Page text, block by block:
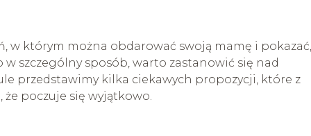
w którym można obdarować swoją mamę i
szczególny sposób, warto zastanowić się nad
przedstawimy kilka ciekawych propozycji, które z
że poczuje się wyjątkowo.